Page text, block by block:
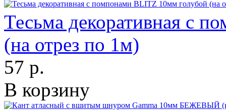
Тесьма декоративная с
(на отрез по 1м)
57 р.
В корзину